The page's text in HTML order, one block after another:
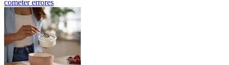
cometer errores